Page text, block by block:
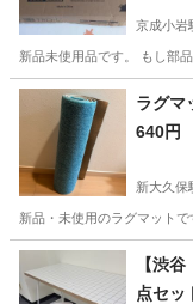
京成小岩
新品未使用品です。 もし部
東京 江戸川区 京成
ラグマ
640円
新大久保
新品・未使用のラグマット
東京 新宿区 新大
【渋
点セッ